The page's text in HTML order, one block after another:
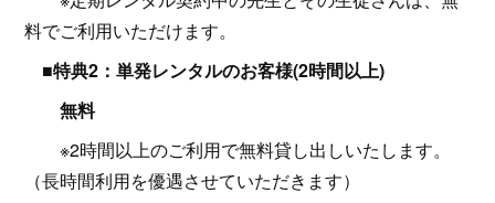
料でご利用いただけます。
■特典2：単発レンタルのお客様(2時間以上)
無料
※2時間以上のご利用で無料貸し出しいたします。
（長時間利用を優遇させていただきます）